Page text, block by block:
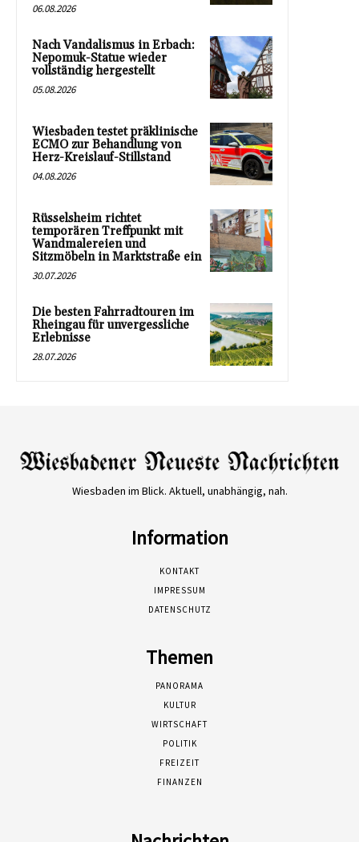
06.08.2026
Nach Vandalismus in Erbach:
Nepomuk-Statue wieder
vollständig hergestellt
05.08.2026
Wiesbaden testet präklinische
ECMO zur Behandlung von
Herz-Kreislauf-Stillstand
04.08.2026
Rüsselsheim richtet
temporären Treffpunkt mit
Wandmalereien und
Sitzmöbeln in Marktstraße ein
30.07.2026
Die besten Fahrradtouren im
Rheingau für unvergessliche
Erlebnisse
28.07.2026
Wiesbaden im Blick. Aktuell, unabhängig, nah.
Information
KONTAKT
IMPRESSUM
DATENSCHUTZ
Themen
PANORAMA
KULTUR
WIRTSCHAFT
POLITIK
FREIZEIT
FINANZEN